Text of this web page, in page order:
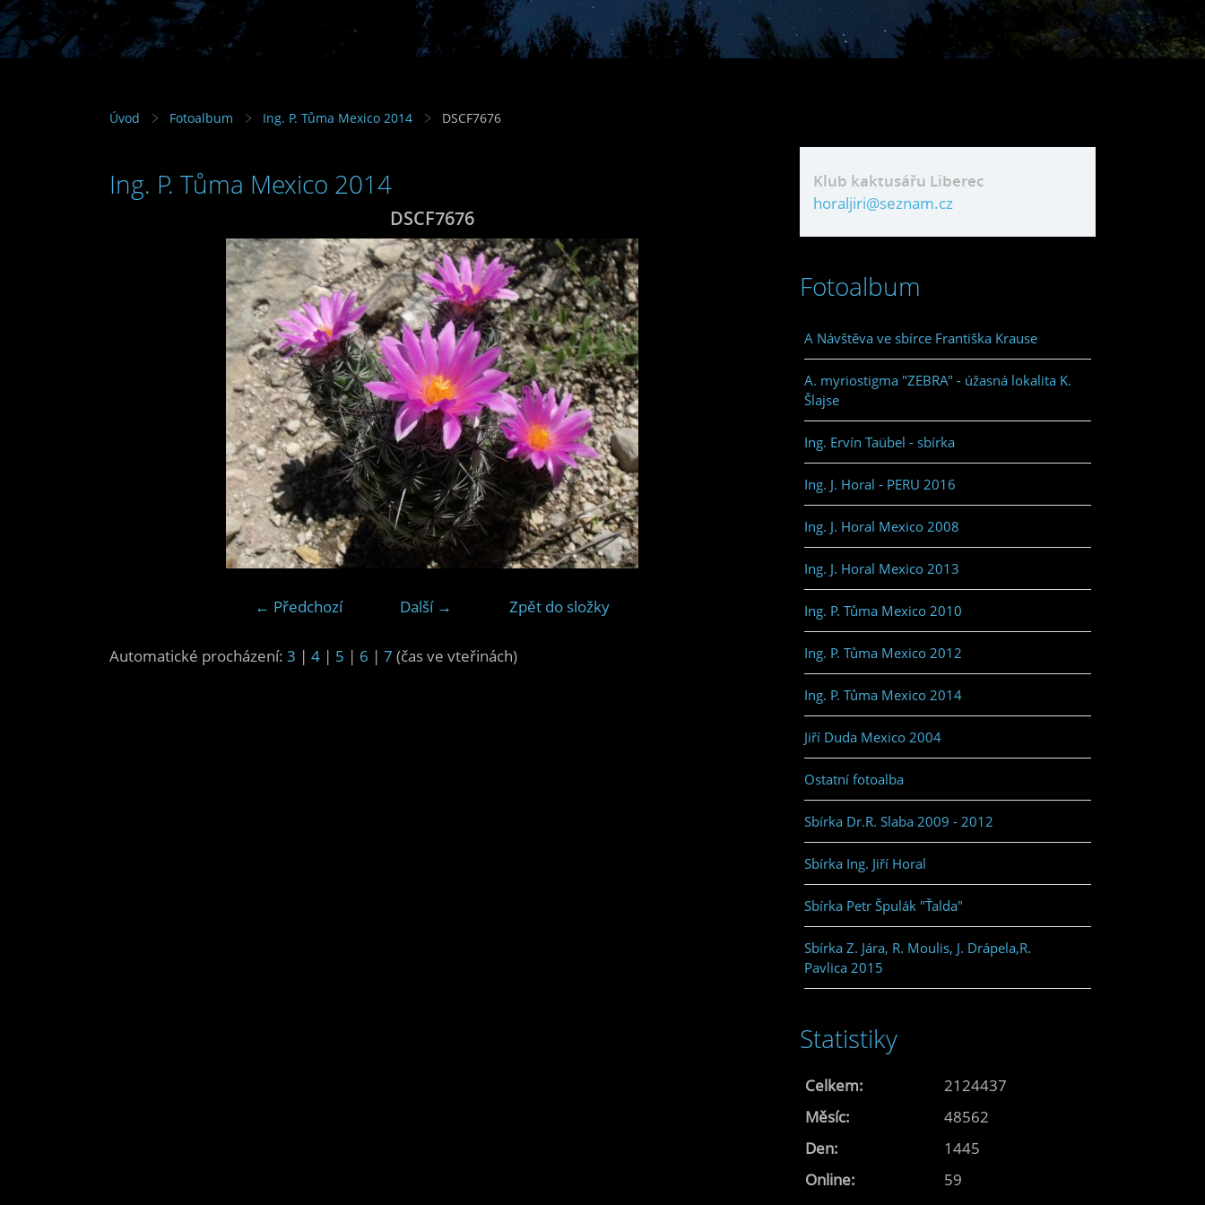
Úvod Fotoalbum Ing. P. Tůma Mexico 2014 DSCF7676
Ing. P. Tůma Mexico 2014
DSCF7676
← Předchozí Další → Zpět do složky
Automatické procházení: 3 | 4 | 5 | 6 | 7 (čas ve vteřinách)
Klub kaktusářu Liberec
horaljiri@seznam.cz
Fotoalbum
A Návštěva ve sbírce Františka Krause
A. myriostigma "ZEBRA" - úžasná lokalita K.
Šlajse
Ing. Ervín Taübel - sbírka
Ing. J. Horal - PERU 2016
Ing. J. Horal Mexico 2008
Ing. J. Horal Mexico 2013
Ing. P. Tůma Mexico 2010
Ing. P. Tůma Mexico 2012
Ing. P. Tůma Mexico 2014
Jiří Duda Mexico 2004
Ostatní fotoalba
Sbírka Dr.R. Slaba 2009 - 2012
Sbírka Ing. Jiří Horal
Sbírka Petr Špulák "Ťalda"
Sbírka Z. Jára, R. Moulis, J. Drápela,R.
Pavlica 2015
Statistiky
Online: 59
Celkem:
2124437
Měsíc:
48562
Den:
1445